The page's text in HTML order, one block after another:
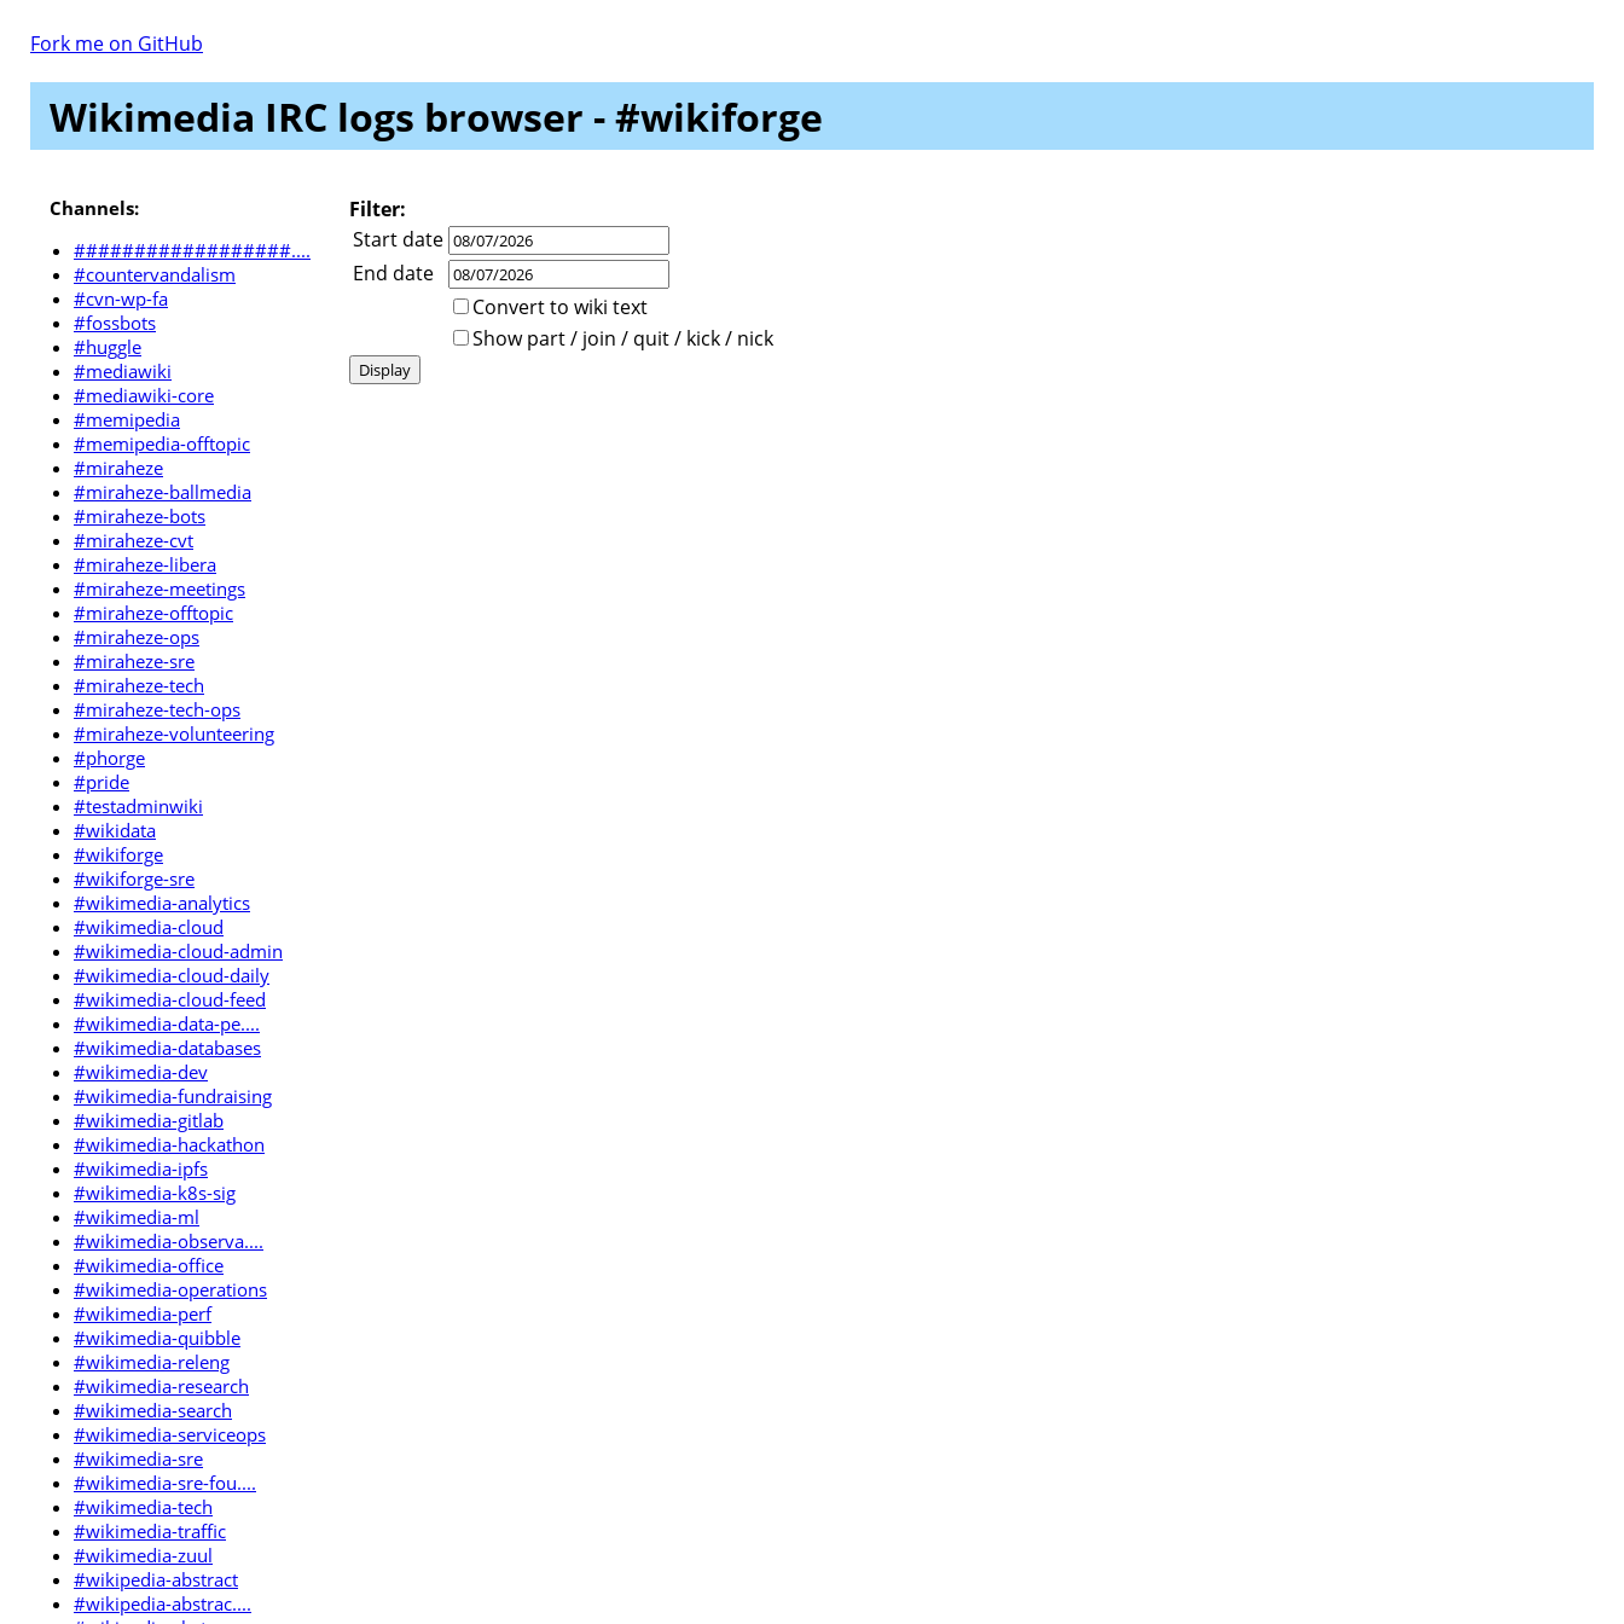
Fork me on GitHub
Wikimedia IRC logs browser - #wikiforge
Channels:
##################....
#countervandalism
#cvn-wp-fa
#fossbots
#huggle
#mediawiki
#mediawiki-core
#memipedia
#memipedia-offtopic
#miraheze
#miraheze-ballmedia
#miraheze-bots
#miraheze-cvt
#miraheze-libera
#miraheze-meetings
#miraheze-offtopic
#miraheze-ops
#miraheze-sre
#miraheze-tech
#miraheze-tech-ops
#miraheze-volunteering
#phorge
#pride
#testadminwiki
#wikidata
#wikiforge
#wikiforge-sre
#wikimedia-analytics
#wikimedia-cloud
#wikimedia-cloud-admin
#wikimedia-cloud-daily
#wikimedia-cloud-feed
#wikimedia-data-pe....
#wikimedia-databases
#wikimedia-dev
#wikimedia-fundraising
#wikimedia-gitlab
#wikimedia-hackathon
#wikimedia-ipfs
#wikimedia-k8s-sig
#wikimedia-ml
#wikimedia-observa....
#wikimedia-office
#wikimedia-operations
#wikimedia-perf
#wikimedia-quibble
#wikimedia-releng
#wikimedia-research
#wikimedia-search
#wikimedia-serviceops
#wikimedia-sre
#wikimedia-sre-fou....
#wikimedia-tech
#wikimedia-traffic
#wikimedia-zuul
#wikipedia-abstract
#wikipedia-abstrac....
Filter:
Start date
End date
Convert to wiki text
Show part / join / quit / kick / nick